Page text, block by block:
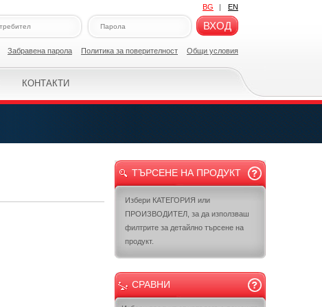
BG | EN
ВХОД
Забравена парола Политикa за поверителност Общи условия
КОНТАКТИ
ТЪРСЕНЕ НА ПРОДУКТ
Избери КАТЕГОРИЯ или
ПРОИЗВОДИТЕЛ, за да използваш
филтрите за детайлно търсене на
продукт.
СРАВНИ